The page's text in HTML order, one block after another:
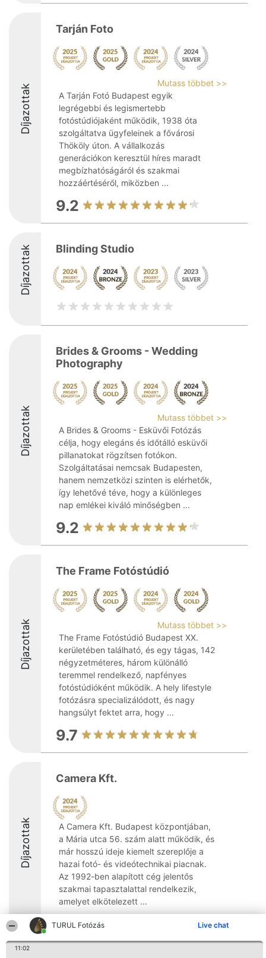
TURUL Fotózás Live chat
11:02
Díjazottak
Tarján Foto
Mutass többet >>
A Tarján Fotó Budapest egyik
legrégebbi és legismertebb
fotóstúdiójaként működik, 1938 óta
szolgáltatva ügyfeleinek a fővárosi
Thököly úton. A vállalkozás
generációkon keresztül híres maradt
megbízhatóságáról és szakmai
hozzáértéséről, miközben ...
9.2
Díjazottak Blinding Studio
Díjazottak
Brides & Grooms - Wedding
Photography
Mutass többet >>
A Brides & Grooms - Esküvői Fotózás
célja, hogy elegáns és időtálló esküvői
pillanatokat rögzítsen fotókon.
Szolgáltatásai nemcsak Budapesten,
hanem nemzetközi szinten is elérhetők,
így lehetővé téve, hogy a különleges
nap emlékei kiváló minőségben ...
9.2
Díjazottak
The Frame Fotóstúdió
Mutass többet >>
The Frame Fotóstúdió Budapest XX.
kerületében található, és egy tágas, 142
négyzetméteres, három különálló
teremmel rendelkező, napfényes
fotóstúdióként működik. A hely lifestyle
fotózásra specializálódott, és nagy
hangsúlyt fektet arra, hogy ...
9.7
Díjazottak
Camera Kft.
A Camera Kft. Budapest központjában,
a Mária utca 56. szám alatt működik, és
már hosszú ideje kiemelt szereplője a
hazai fotó- és videótechnikai piacnak.
Az 1992-ben alapított cég jelentős
szakmai tapasztalattal rendelkezik,
amelyet elkötelezett ...